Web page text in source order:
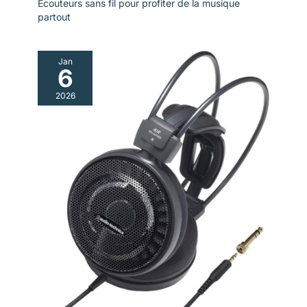
Écouteurs sans fil pour profiter de la musique
partout
Jan
6
2026